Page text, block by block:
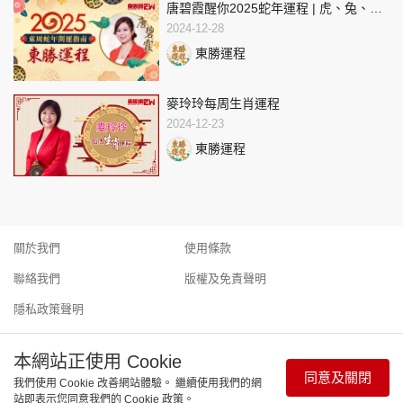
唐碧霞醒你2025蛇年運程 | 虎、兔、龍
生肖運程 | 東周蛇年開運指南
2024-12-28
東勝運程
麥玲玲每周生肖運程
2024-12-23
東勝運程
關於我們
聯絡我們
隱私政策聲明
使用條款
版權及免責聲明
Copyright © 東周網 版權所有 . 不得轉載 ©Eastweek.com.hk. All
本網站正使用 Cookie
我們使用 Cookie 改善網站體驗。 繼續使用我們的網
站即表示您同意我們的 Cookie 政策。
同意及關閉